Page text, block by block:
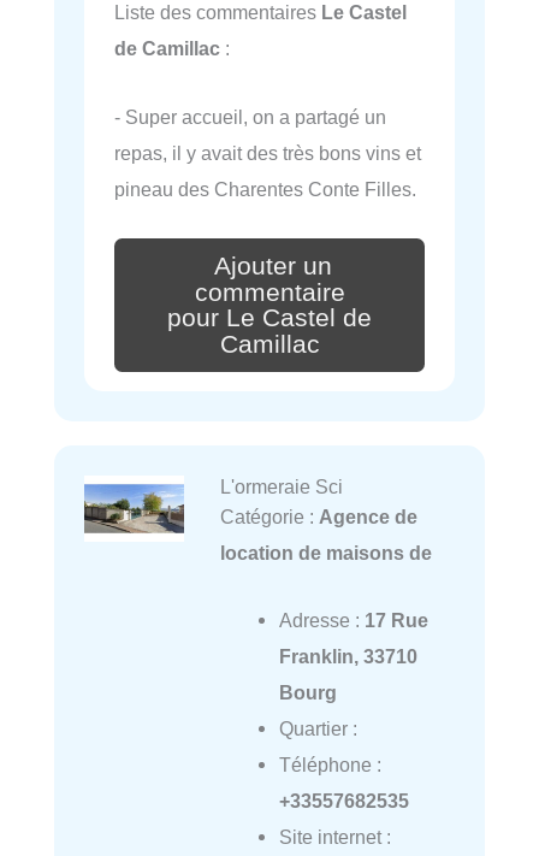
Liste des commentaires Le Castel
de Camillac :
- Super accueil, on a partagé un
repas, il y avait des très bons vins et
pineau des Charentes Conte Filles.
Ajouter un
commentaire
pour Le Castel de
Camillac
L'ormeraie Sci
Catégorie : Agence de
location de maisons de
Adresse : 17 Rue
Franklin, 33710
Bourg
Quartier :
Téléphone :
+33557682535
Site internet :